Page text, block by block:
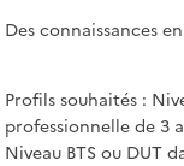
Des connaissances
Profils souhaités :
professionnelle de 3
Niveau BTS ou DUT